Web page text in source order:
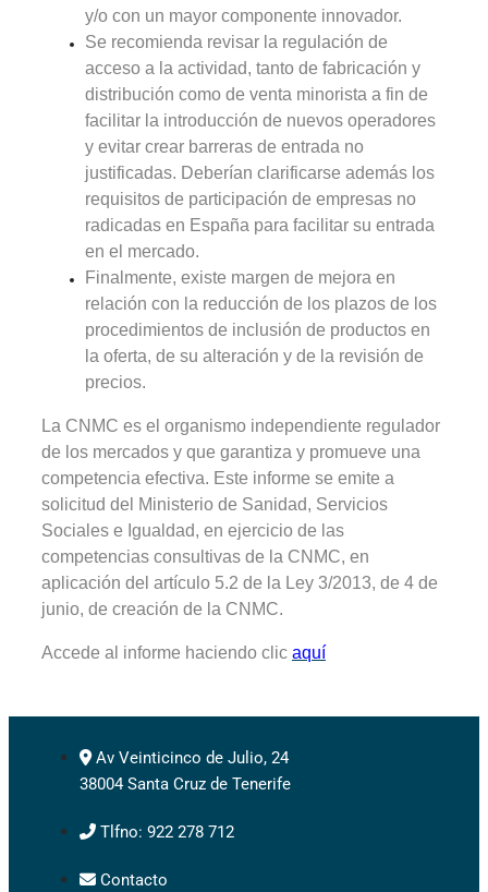
y/o con un mayor componente innovador.
Se recomienda revisar la regulación de
acceso a la actividad, tanto de fabricación y
distribución como de venta minorista a fin de
facilitar la introducción de nuevos operadores
y evitar crear barreras de entrada no
justificadas. Deberían clarificarse además los
requisitos de participación de empresas no
radicadas en España para facilitar su entrada
en el mercado.
Finalmente, existe margen de mejora en
relación con la reducción de los plazos de los
procedimientos de inclusión de productos en
la oferta, de su alteración y de la revisión de
precios.
La CNMC es el organismo independiente regulador
de los mercados y que garantiza y promueve una
competencia efectiva. Este informe se emite a
solicitud del Ministerio de Sanidad, Servicios
Sociales e Igualdad, en ejercicio de las
competencias consultivas de la CNMC, en
aplicación del artículo 5.2 de la Ley 3/2013, de 4 de
junio, de creación de la CNMC.
Accede al informe haciendo clic aquí
Av Veinticinco de Julio, 24
38004 Santa Cruz de Tenerife
Tlfno: 922 278 712
Contacto